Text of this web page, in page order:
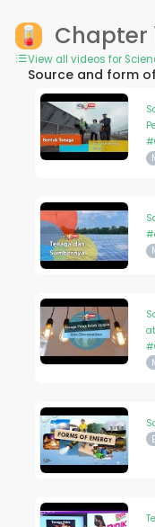
Chapter
View all videos for
Source and form